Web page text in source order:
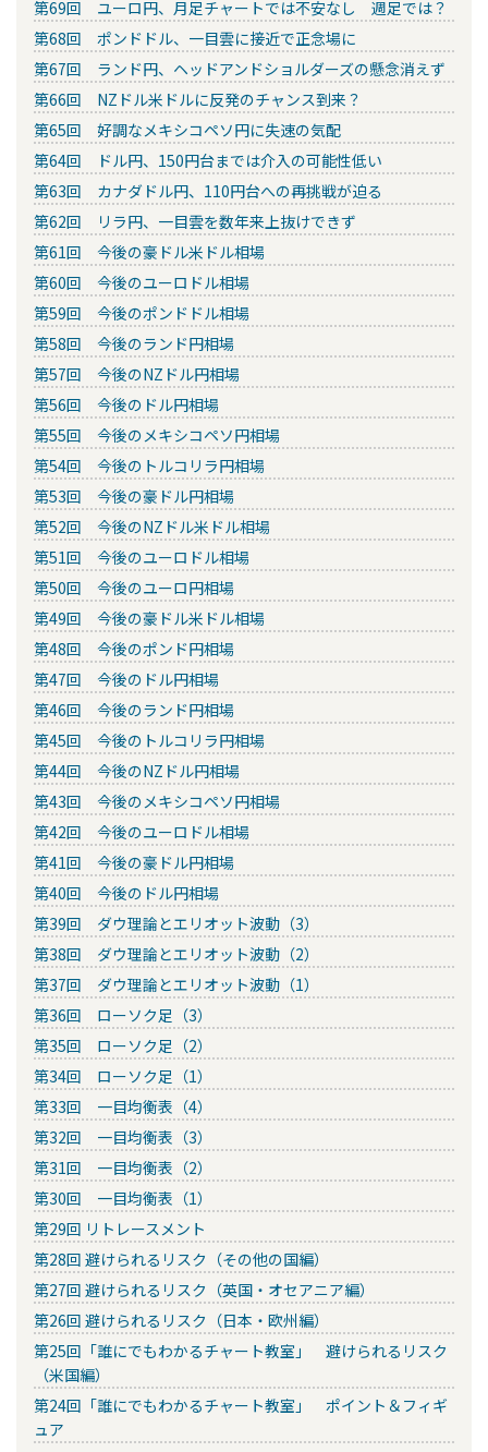
第69回 ユーロ円、月足チャートでは不安なし 週足では？
第68回 ポンドドル、一目雲に接近で正念場に
第67回 ランド円、ヘッドアンドショルダーズの懸念消えず
第66回 NZドル米ドルに反発のチャンス到来？
第65回 好調なメキシコペソ円に失速の気配
第64回 ドル円、150円台までは介入の可能性低い
第63回 カナダドル円、110円台への再挑戦が迫る
第62回 リラ円、一目雲を数年来上抜けできず
第61回 今後の豪ドル米ドル相場
第60回 今後のユーロドル相場
第59回 今後のポンドドル相場
第58回 今後のランド円相場
第57回 今後のNZドル円相場
第56回 今後のドル円相場
第55回 今後のメキシコペソ円相場
第54回 今後のトルコリラ円相場
第53回 今後の豪ドル円相場
第52回 今後のNZドル米ドル相場
第51回 今後のユーロドル相場
第50回 今後のユーロ円相場
第49回 今後の豪ドル米ドル相場
第48回 今後のポンド円相場
第47回 今後のドル円相場
第46回 今後のランド円相場
第45回 今後のトルコリラ円相場
第44回 今後のNZドル円相場
第43回 今後のメキシコペソ円相場
第42回 今後のユーロドル相場
第41回 今後の豪ドル円相場
第40回 今後のドル円相場
第39回 ダウ理論とエリオット波動（3）
第38回 ダウ理論とエリオット波動（2）
第37回 ダウ理論とエリオット波動（1）
第36回 ローソク足（3）
第35回 ローソク足（2）
第34回 ローソク足（1）
第33回 一目均衡表（4）
第32回 一目均衡表（3）
第31回 一目均衡表（2）
第30回 一目均衡表（1）
第29回 リトレースメント
第28回 避けられるリスク（その他の国編）
第27回 避けられるリスク（英国・オセアニア編）
第26回 避けられるリスク（日本・欧州編）
第25回「誰にでもわかるチャート教室」 避けられるリスク
（米国編）
第24回「誰にでもわかるチャート教室」 ポイント＆フィギ
ュア